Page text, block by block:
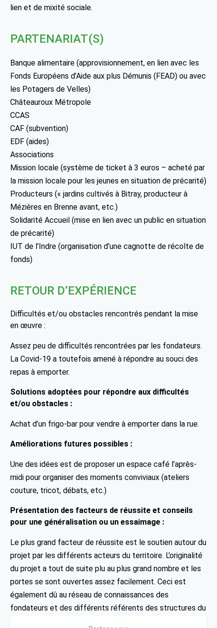
lien et de mixité sociale.
PARTENARIAT(S)
Banque alimentaire (approvisionnement, en lien avec les
Fonds Européens d’Aide aux plus Démunis (FEAD) ou avec
les Potagers de Velles)
Châteauroux Métropole
CCAS
CAF (subvention)
EDF (aides)
Associations
Mission locale (système de ticket à 3 euros – acheté par
la mission locale pour les jeunes en situation de précarité)
Producteurs (« jardins cultivés à Bitray, producteur à
Mézières en Brenne avant, etc.)
Solidarité Accueil (mise en lien avec un public en situation
de précarité)
IUT de l’Indre (organisation d’une cagnotte de récolte de
fonds)
RETOUR D’EXPÉRIENCE
Difficultés et/ou obstacles rencontrés pendant la mise
en œuvre :
Assez peu de difficultés rencontrées par les fondateurs.
La Covid-19 a toutefois amené à répondre au souci des
repas à emporter.
Solutions adoptées pour répondre aux difficultés
et/ou obstacles :
Achat d’un frigo-bar pour vendre à emporter dans la rue.
Améliorations futures possibles :
Une des idées est de proposer un espace café l’après-
midi pour organiser des moments conviviaux (ateliers
couture, tricot, débats, etc.)
Présentation des facteurs de réussite et conseils
pour une généralisation ou un essaimage :
Le plus grand facteur de réussite est le soutien autour du
projet par les différents acteurs du territoire. L’originalité
du projet a tout de suite plu au plus grand nombre et les
portes se sont ouvertes assez facilement. Ceci est
également dû au réseau de connaissances des
fondateurs et des différents référents des structures du